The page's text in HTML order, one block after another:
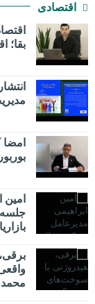
اقتصادی
بقا؛
بوربور
جلسه